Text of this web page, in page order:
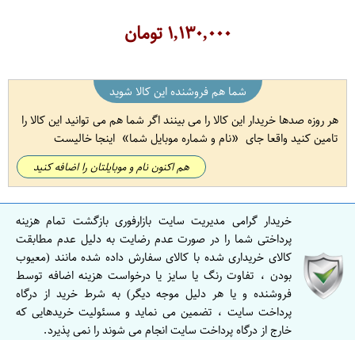
۱,۱۳۰,۰۰۰تومان
شما هم فروشنده این کالا شوید
هر روزه صدها خریدار این کالا را می بینند اگر شما هم می توانید این کالا را
تامین کنید واقعا جای
نام و شماره موبایل شما اینجا خالیست
هم اکنون نام و موبایلتان را اضافه کنید
خریدار گرامی مدیریت سایت بازارفوری بازگشت تمام هزینه
پرداختی شما را در صورت عدم رضایت به دلیل عدم مطابقت
کالای خریداری شده با کالای سفارش داده شده مانند (معیوب
بودن ، تفاوت رنگ یا سایز یا درخواست هزینه اضافه توسط
فروشنده و یا هر دلیل موجه دیگر) به شرط خرید از درگاه
پرداخت سایت ، تضمین می نماید و مسئولیت خریدهایی که
خارج از درگاه پرداخت سایت انجام می شوند را نمی پذیرد.